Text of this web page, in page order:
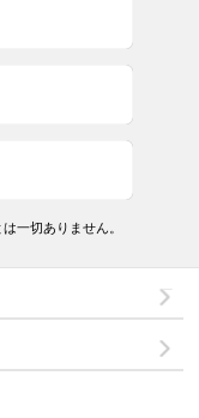
一切ありません。